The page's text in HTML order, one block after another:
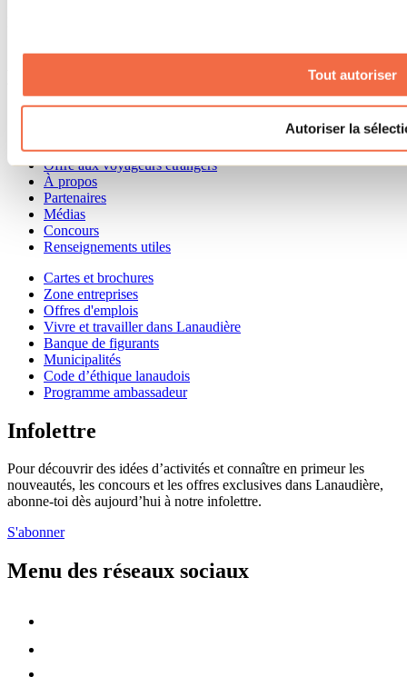
Tout autoriser
Autoriser la
Lieux événementiels
Offre aux voyageurs étrangers
À propos
Partenaires
Médias
Concours
Renseignements utiles
Cartes et brochures
Zone entreprises
Offres d'emplois
Vivre et travailler dans Lanaudière
Banque de figurants
Municipalités
Code d’éthique lanaudois
Programme ambassadeur
Infolettre
Pour découvrir des idées d’activités et connaître en primeur les
nouveautés, les concours et les offres exclusives dans Lanaudière,
abonne-toi dès aujourd’hui à notre infolettre.
S'abonner
Menu des réseaux sociaux